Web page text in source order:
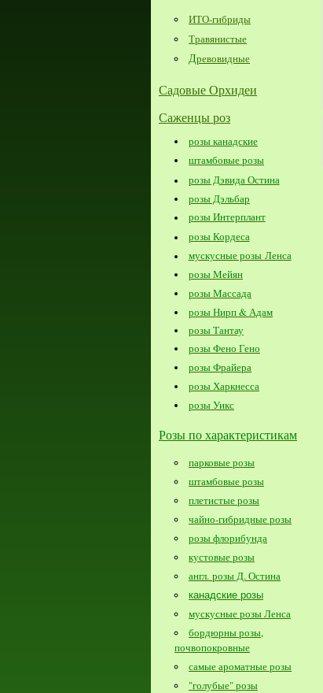
ИТО-гибриды
Травянистые
Древовидные
Садовые Орхидеи
Саженцы роз
розы канадские
штамбовые розы
розы Дэвида Остина
розы Дэльбар
розы Интерплант
розы Кордеса
мускусные розы Ленса
розы Мейян
розы Массада
розы Нирп & Адам
розы Тантау
розы Фено Гено
розы Фрайера
розы Харкнесса
розы Уикс
Розы по характеристикам
парковые розы
штамбовые розы
плетистые розы
чайно-гибридные розы
розы флорибунда
кустовые розы
англ. розы Д. Остина
канадские розы
мускусные розы Ленса
бордюрны розы,
почвопокровные
самые ароматные розы
"голубые" розы